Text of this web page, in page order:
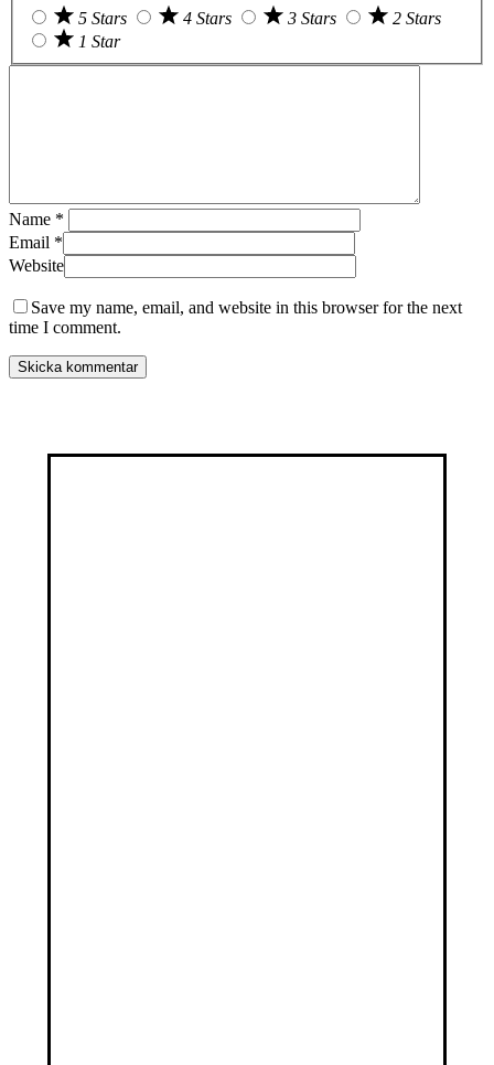
5 Stars
4 Stars 3 Stars
2 Stars
1 Star
Name *
Email *
Website
Save my name, email, and website in this browser for the next
time I comment.